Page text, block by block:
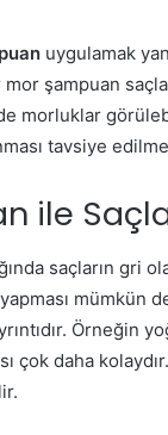
uygulamak
şampuan
morluklar
tavsiye
ile
saçların gri
mümkün
çok daha